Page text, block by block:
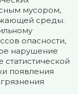
мусором,
среды.
опасности,
нарушение
появления